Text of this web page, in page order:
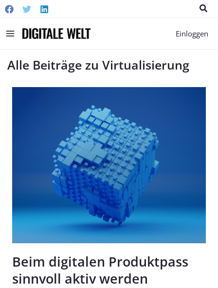
Main
Einloggen
Alle Beiträge zu Virtualisierung
Beim digitalen Produktpass
sinnvoll aktiv werden